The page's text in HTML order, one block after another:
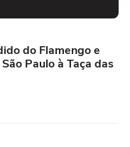
do Flamengo e
Paulo à Taça das